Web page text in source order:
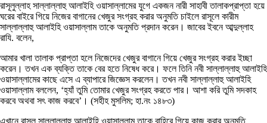
রাসূলুল্লাহ সাল্লাল্লাহু আলাইহি ওয়াসাল্লামের যুগে একজন নারী সাহাবী তালাকপ্রাপ্তা হয়ে
ঘরের বাইরে গিয়ে নিজের বাগানের খেজুর সংগ্রহ করার অনুমতি চাইলে রাসূলে কারীম
সাল্লাল্লাহু আলাইহি ওয়াসাল্লাম তাকে অনুমতি প্রদান করেন। জাবের ইবনে আব্দুল্লাহ
রাযি. বলেন,
আমার খালা তালাক প্রাপ্তা হলে নিজেদের খেজুর বাগানে গিয়ে খেজুর সংগ্রহ করার ইচ্ছা
করেন। তখন এক ব্যক্তি তাকে বের হতে নিষেধ করে। ফলে তিনি নবী সাল্লাল্লাহু আলাইহি
ওয়াসাল্লামের কাছে এসে এ ব্যাপারে জিজ্ঞেস করলেন। তখন নবী সাল্লাল্লাহু আলাইহি
ওয়াসাল্লাম বললেন, ‘হ্যাঁ তুমি তোমার খেজুর সংগ্রহ করতে পার। আশা করি তুমি সদকাহ
করবে অথবা সৎ কাজ করবে’। (সহীহ মুসলিম; হা.নং ১৪৮৩)